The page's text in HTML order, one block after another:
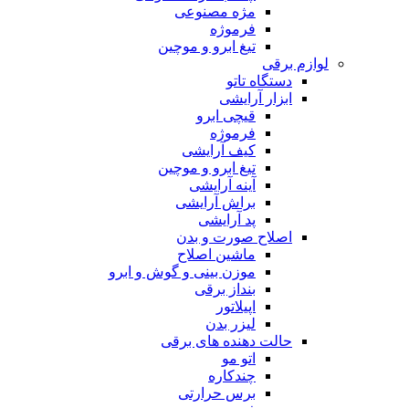
مژه مصنوعی
فرموژه
تیغ ابرو و موچین
لوازم برقی
دستگاه تاتو
ابزار آرایشی
قیچی ابرو
فرموژه
کیف آرایشی
تیغ ابرو و موچین
آینه آرایشی
براش آرایشی
پد آرایشی
اصلاح صورت و بدن
ماشین اصلاح
موزن بینی و گوش و ابرو
بنداز برقی
اپیلاتور
لیزر بدن
حالت دهنده های برقی
اتو مو
چندکاره
برس حرارتی